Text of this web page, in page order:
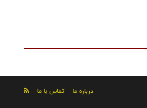
درباره ما
تماس با ما